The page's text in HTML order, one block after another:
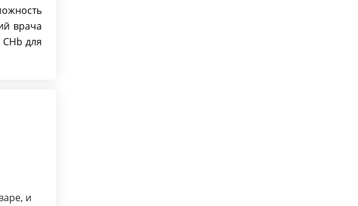
врача
для
и